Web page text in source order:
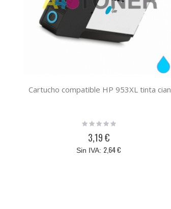
Cartucho compatible HP 953XL tinta cian
Rating:
3,19 €
2,64 €